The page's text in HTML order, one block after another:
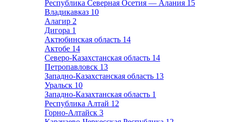
Республика Северная Осетия — Алания 15
Владикавказ 10
Алагир 2
Дигора 1
Актюбинская область 14
Актобе 14
Северо-Казахстанская область 14
Петропавловск 13
Западно-Казахстанская область 13
Уральск 10
Западно-Казахтанская область 1
Республика Алтай 12
Горно-Алтайск 3